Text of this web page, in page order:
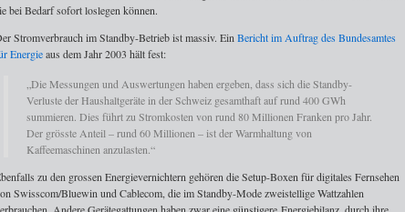
bei Bedarf sofort loslegen können.
Stromverbrauch im Standby-Betrieb ist massiv. Ein Bericht im Auftrag des Bundesamtes
Energieaus dem Jahr 2003 hält fest:
„Die Messungen und Auswertungen haben ergeben, dass sich die Standby-
Verluste der Haushaltgeräte in der Schweiz gesamthaft auf rund 400 GWh
summieren. Dies führt zu Stromkosten von rund 80 Millionen Franken pro Jahr.
Der grösste Anteil – rund 60 Millionen – ist der Warmhaltung von
Kaffeemaschinen anzulasten.“
zu den grossen Energievernichtern gehören die Setup-Boxen für digitales Fernsehen
Swisscom/Bluewin und Cablecom, die im Standby-Mode zweistellige Wattzahlen